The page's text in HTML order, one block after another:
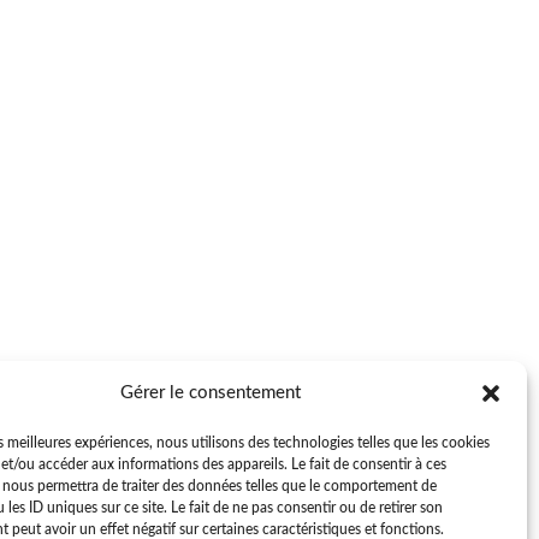
Gérer le consentement
meilleures expériences, nous utilisons des technologies telles que les cookies
ou accéder aux informations des appareils. Le fait de consentir à ces
permettra de traiter des données telles que le comportement de
les ID uniques sur ce site. Le fait de ne pas consentir ou de retirer son
peut avoir un effet négatif sur certaines caractéristiques et fonctions.